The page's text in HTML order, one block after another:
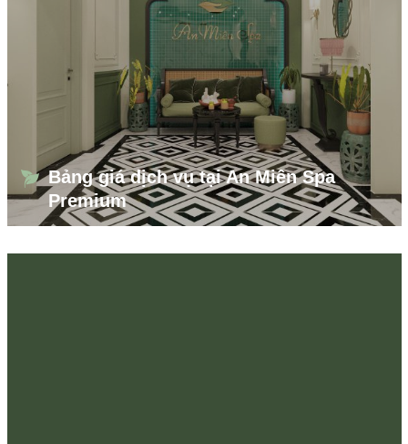
Bảng giá dịch vụ tại An Miên Spa
Premium